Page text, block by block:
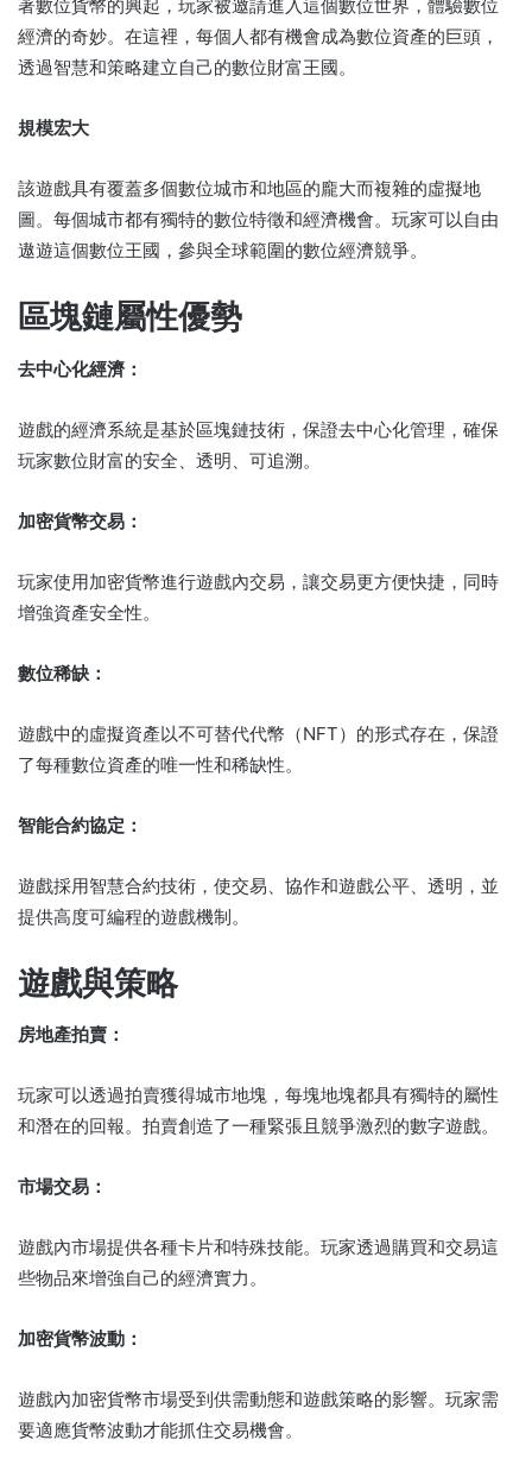
著數位貨幣的興起，玩家被邀請進入這個數位世界，體驗數位
經濟的奇妙。在這裡，每個人都有機會成為數位資產的巨頭，
透過智慧和策略建立自己的數位財富王國。
規模宏大
該遊戲具有覆蓋多個數位城市和地區的龐大而複雜的虛擬地
圖。每個城市都有獨特的數位特徵和經濟機會。玩家可以自由
遨遊這個數位王國，參與全球範圍的數位經濟競爭。
區塊鏈屬性優勢
去中心化經濟：
遊戲的經濟系統是基於區塊鏈技術，保證去中心化管理，確保
玩家數位財富的安全、透明、可追溯。
加密貨幣交易：
玩家使用加密貨幣進行遊戲內交易，讓交易更方便快捷，同時
增強資產安全性。
數位稀缺：
遊戲中的虛擬資產以不可替代代幣（NFT）的形式存在，保證
了每種數位資產的唯一性和稀缺性。
智能合約協定：
遊戲採用智慧合約技術，使交易、協作和遊戲公平、透明，並
提供高度可編程的遊戲機制。
遊戲與策略
房地產拍賣：
玩家可以透過拍賣獲得城市地塊，每塊地塊都具有獨特的屬性
和潛在的回報。拍賣創造了一種緊張且競爭激烈的數字遊戲。
市場交易：
遊戲內市場提供各種卡片和特殊技能。玩家透過購買和交易這
些物品來增強自己的經濟實力。
加密貨幣波動：
遊戲內加密貨幣市場受到供需動態和遊戲策略的影響。玩家需
要適應貨幣波動才能抓住交易機會。